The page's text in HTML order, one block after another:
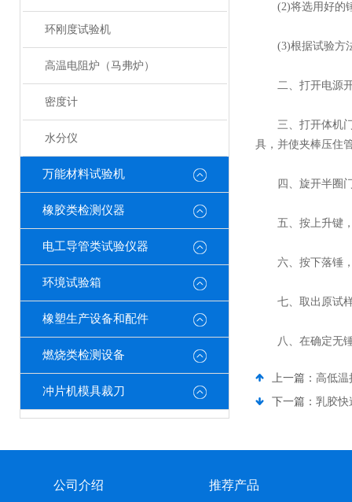
环刚度试验机
高温电阻炉（马弗炉）
密度计
水分仪
万能材料试验机
橡胶类检测仪器
电工导管类试验仪器
环境试验箱
橡塑生产设备和配件
燃烧类检测设备
冲片机模具裁刀
(2)将选用好的锤
(3)根据试验方法
二、打开电源开
三、打开体机门
具，并使夹棒压住
四、旋开半圈门
五、按上升键，
六、按下落锤，
七、取出原试样
八、在确定无锤
上一篇： 高低温
下一篇： 乳胶快
公司介绍 推荐产品